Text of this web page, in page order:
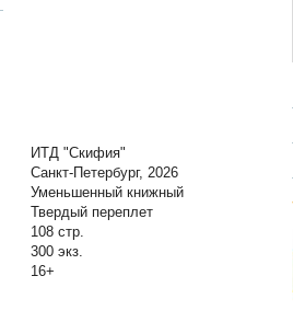
ИТД "Скифия"
Санкт-Петербург, 2026
Уменьшенный книжный
Твердый переплет
108 стр.
300 экз.
16+